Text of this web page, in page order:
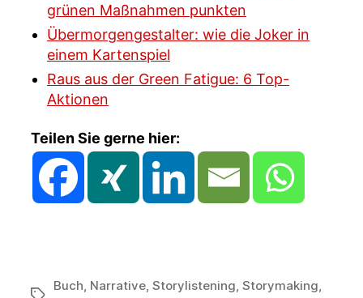
grünen Maßnahmen punkten
Übermorgengestalter: wie die Joker in
einem Kartenspiel
Raus aus der Green Fatigue: 6 Top-
Aktionen
Teilen Sie gerne hier:
Buch, Narrative, Storylistening, Storymaking,